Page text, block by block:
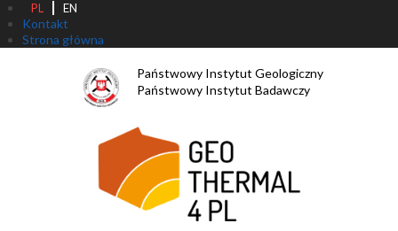
PL EN
Kontakt
Strona główna
Państwowy Instytut Geologiczny
Państwowy Instytut Badawczy